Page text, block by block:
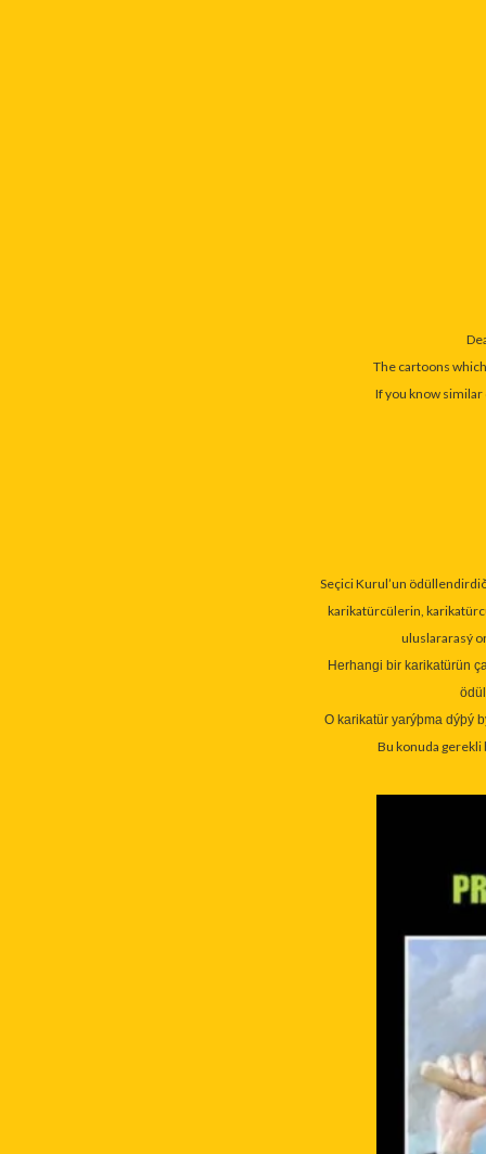
The cartoons
If you know
Seçici Kurul’un
karikatürcülerin,
uluslararasý
Herhangi bir karikatürün
O karikatür yarýþma dýþý
Bu konuda gerekli